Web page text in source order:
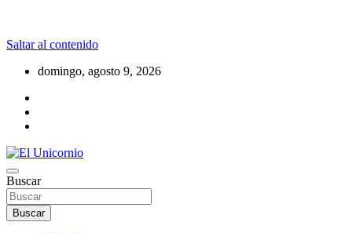
Saltar al contenido
domingo, agosto 9, 2026
El Unicornio
La realidad supera la fantasía
Buscar
Buscar